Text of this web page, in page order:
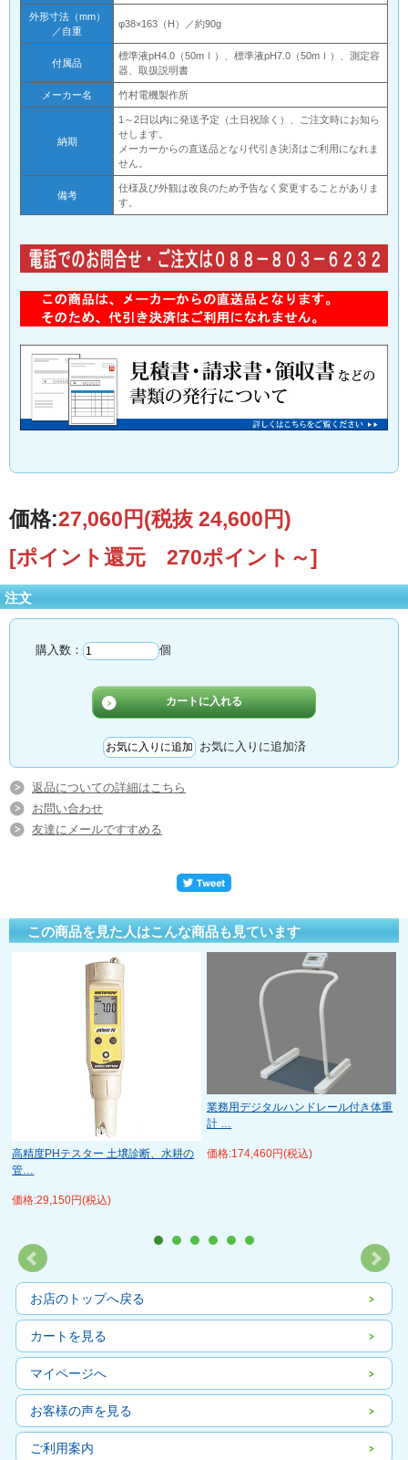
外形寸法（mm）
／自重
φ38×163（H）／約90g
付属品
標準液pH4.0（50mｌ）、標準液pH7.0（50mｌ）、測定容
器、取扱説明書
メーカー名 竹村電機製作所
納期
1～2日以内に発送予定（土日祝除く）、ご注文時にお知ら
せします。
メーカーからの直送品となり代引き決済はご利用になれま
せん。
備考
仕様及び外観は改良のため予告なく変更することがありま
す。
価格:27,060円(税抜 24,600円)
[ポイント還元 270ポイント～]
注文
購入数： 個
お気に入りに追加済
返品についての詳細はこちら
お問い合わせ
友達にメールですすめる
この商品を見た人はこんな商品も見ています
高精度PHテスター 土壌診断、水耕の
管…
価格:29,150円(税込)
業務用デジタルハンドレール付き体重
計 …
価格:174,460円(税込)
お店のトップへ戻る
カートを見る
マイページへ
お客様の声を見る
ご利用案内